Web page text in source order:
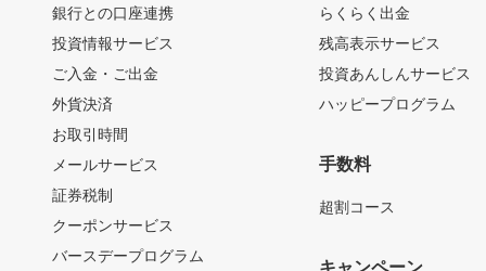
銀行との口座連携
投資情報サービス
ご入金・ご出金
外貨決済
お取引時間
メールサービス
証券税制
クーポンサービス
バースデープログラム
らくらく出金
残高表示サービス
投資あんしんサービス
ハッピープログラム
手数料
超割コース
キャンペーン